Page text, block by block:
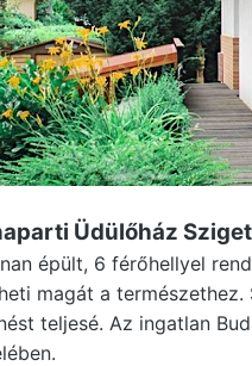
Üdülőház
épült, 6 férőhellyel
magát a
teljesé. Az ingatlan